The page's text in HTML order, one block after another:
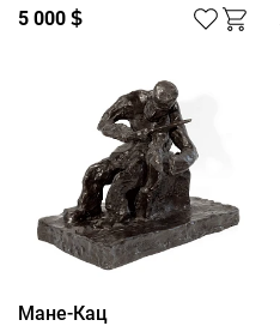
5 000 $
Мане-Кац